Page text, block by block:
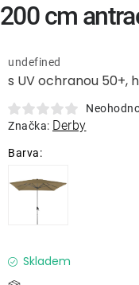
Lavice a
Lehátka
Doplňky
Kolekce
s UV ochranou 50+,
undefined
Značka: Derby
Skladem
200 cm